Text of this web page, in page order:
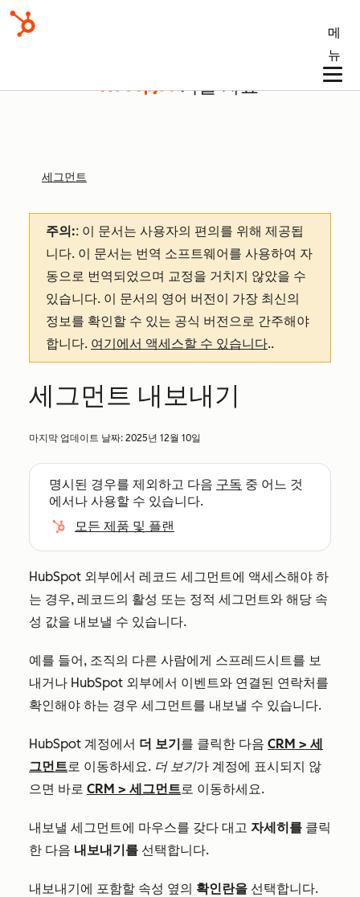
메
뉴
기술 자료
세그먼트
주의:: 이 문서는 사용자의 편의를 위해 제공됩
니다. 이 문서는 번역 소프트웨어를 사용하여 자
동으로 번역되었으며 교정을 거치지 않았을 수
있습니다. 이 문서의 영어 버전이 가장 최신의
정보를 확인할 수 있는 공식 버전으로 간주해야
합니다. 여기에서 액세스할 수 있습니다..
세그먼트 내보내기
마지막 업데이트 날짜: 2025년 12월 10일
명시된 경우를 제외하고 다음 구독 중 어느 것
에서나 사용할 수 있습니다.
모든 제품 및 플랜
HubSpot 외부에서 레코드 세그먼트에 액세스해야 하
는 경우, 레코드의 활성 또는 정적 세그먼트와 해당 속
성 값을 내보낼 수 있습니다.
예를 들어, 조직의 다른 사람에게 스프레드시트를 보
내거나 HubSpot 외부에서 이벤트와 연결된 연락처를
확인해야 하는 경우 세그먼트를 내보낼 수 있습니다.
HubSpot 계정에서 더 보기를 클릭한 다음 CRM > 세
그먼트로 이동하세요. 더 보기가 계정에 표시되지 않
으면 바로 CRM > 세그먼트로 이동하세요.
내보낼 세그먼트에 마우스를 갖다 대고 자세히를 클릭
한 다음 내보내기를 선택합니다.
내보내기에 포함할 속성 옆의 확인란을 선택합니다.